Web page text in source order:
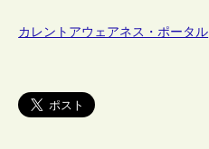
カレントアウェアネス・ポータル